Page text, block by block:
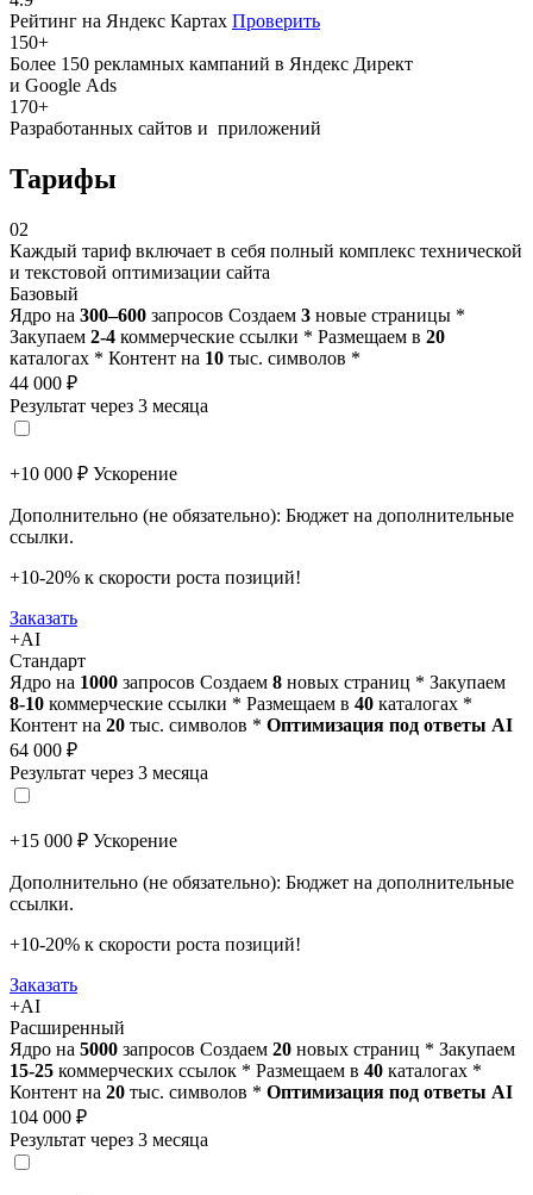
Рейтинг на Яндекс Картах Проверить
150+
Более 150 рекламных кампаний в Яндекс Директ
и Google Ads
170+
Разработанных сайтов и приложений
Тарифы
02
Каждый тариф включает в себя полный комплекс технической
и текстовой оптимизации сайта
Базовый
Ядро на 300–600 запросов Создаем 3 новые страницы *
Закупаем 2-4 коммерческие ссылки * Размещаем в 20
каталогах * Контент на 10 тыс. символов *
44 000 ₽
Результат через 3 месяца
+10 000 ₽ Ускорение
Дополнительно (не обязательно): Бюджет на дополнительные
ссылки.
+10-20% к скорости роста позиций!
Заказать
+AI
Стандарт
Ядро на 1000 запросов Создаем 8 новых страниц * Закупаем
8-10 коммерческие ссылки * Размещаем в 40 каталогах *
Контент на 20 тыс. символов * Оптимизация под ответы AI
64 000 ₽
Результат через 3 месяца
+15 000 ₽ Ускорение
Дополнительно (не обязательно): Бюджет на дополнительные
ссылки.
+10-20% к скорости роста позиций!
Заказать
+AI
Расширенный
Ядро на 5000 запросов Создаем 20 новых страниц * Закупаем
15-25 коммерческих ссылок * Размещаем в 40 каталогах *
Контент на 20 тыс. символов * Оптимизация под ответы AI
104 000 ₽
Результат через 3 месяца